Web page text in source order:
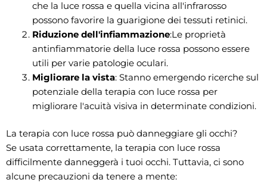
che la luce rossa e quella vicina all'infrarosso
possono favorire la guarigione dei tessuti retinici.
Riduzione dell'infiammazione:Le proprietà
antinfiammatorie della luce rossa possono essere
utili per varie patologie oculari.
Migliorare la vista: Stanno emergendo ricerche sul
potenziale della terapia con luce rossa per
migliorare l'acuità visiva in determinate condizioni.
La terapia con luce rossa può danneggiare gli occhi?
Se usata correttamente, la terapia con luce rossa
difficilmente danneggerà i tuoi occhi. Tuttavia, ci sono
alcune precauzioni da tenere a mente: